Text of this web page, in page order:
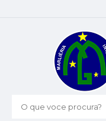
O que voce procura?